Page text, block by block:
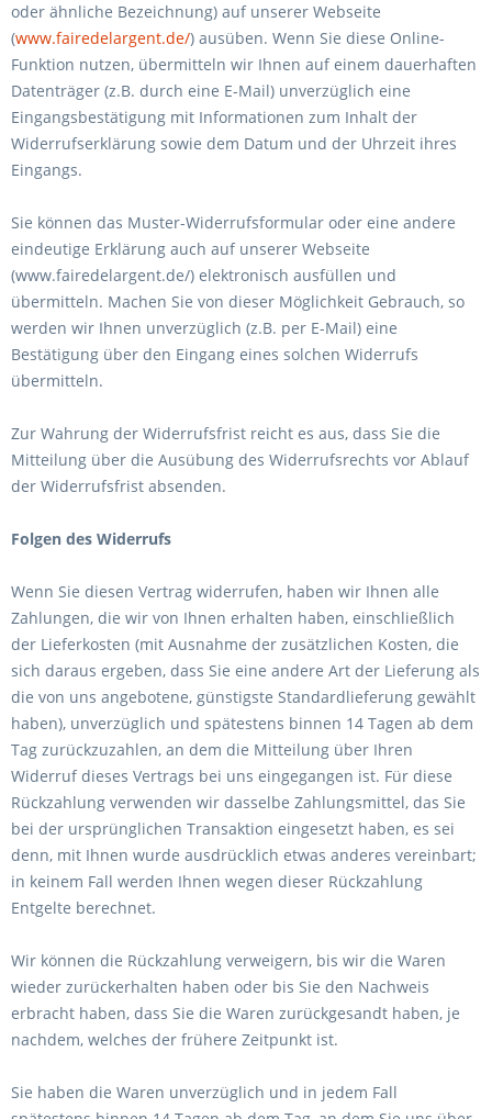
oder ähnliche Bezeichnung) auf unserer Webseite
(www.fairedelargent.de/) ausüben. Wenn Sie diese Online-
Funktion nutzen, übermitteln wir Ihnen auf einem dauerhaften
Datenträger (z.B. durch eine E-Mail) unverzüglich eine
Eingangsbestätigung mit Informationen zum Inhalt der
Widerrufserklärung sowie dem Datum und der Uhrzeit ihres
Eingangs.
Sie können das Muster-Widerrufsformular oder eine andere
eindeutige Erklärung auch auf unserer Webseite
(www.fairedelargent.de/) elektronisch ausfüllen und
übermitteln. Machen Sie von dieser Möglichkeit Gebrauch, so
werden wir Ihnen unverzüglich (z.B. per E-Mail) eine
Bestätigung über den Eingang eines solchen Widerrufs
übermitteln.
Zur Wahrung der Widerrufsfrist reicht es aus, dass Sie die
Mitteilung über die Ausübung des Widerrufsrechts vor Ablauf
der Widerrufsfrist absenden.
Folgen des Widerrufs
Wenn Sie diesen Vertrag widerrufen, haben wir Ihnen alle
Zahlungen, die wir von Ihnen erhalten haben, einschließlich
der Lieferkosten (mit Ausnahme der zusätzlichen Kosten, die
sich daraus ergeben, dass Sie eine andere Art der Lieferung als
die von uns angebotene, günstigste Standardlieferung gewählt
haben), unverzüglich und spätestens binnen 14 Tagen ab dem
Tag zurückzuzahlen, an dem die Mitteilung über Ihren
Widerruf dieses Vertrags bei uns eingegangen ist. Für diese
Rückzahlung verwenden wir dasselbe Zahlungsmittel, das Sie
bei der ursprünglichen Transaktion eingesetzt haben, es sei
denn, mit Ihnen wurde ausdrücklich etwas anderes vereinbart;
in keinem Fall werden Ihnen wegen dieser Rückzahlung
Entgelte berechnet.
Wir können die Rückzahlung verweigern, bis wir die Waren
wieder zurückerhalten haben oder bis Sie den Nachweis
erbracht haben, dass Sie die Waren zurückgesandt haben, je
nachdem, welches der frühere Zeitpunkt ist.
Sie haben die Waren unverzüglich und in jedem Fall